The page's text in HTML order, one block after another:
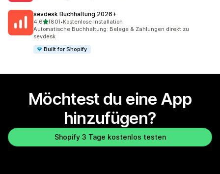
sevdesk Buchhaltung 2026+
4,6von 5 Sternen
(80)
80 Rezensionen insgesamt
•Kostenlose Installation
Automatische Buchhaltung: Belege & Zahlungen direkt zu
sevdesk
Built for Shopify
Möchtest du eine App
hinzufügen?
Shopify 3 Tage kostenlos testen